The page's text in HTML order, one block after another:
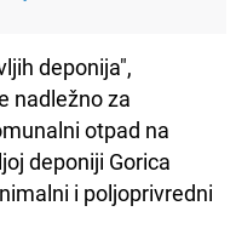
deponija",
nadležno za
otpad na
deponiji Gorica
i poljoprivredni